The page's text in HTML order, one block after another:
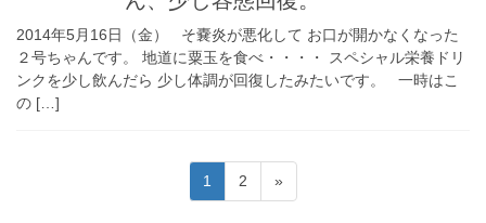
2014年5月16日（金） そ嚢炎が悪化して お口が開かなくなった
２号ちゃんです。 地道に粟玉を食べ・・・・ スペシャル栄養ドリ
ンクを少し飲んだら 少し体調が回復したみたいです。 一時はこ
の […]
固
定
1
固
定
2 »